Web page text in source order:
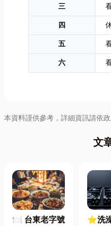
三
四
五
六
本資料謹供參考，詳細資訊請依政
文
🍽️ 台東老字號
⭐洗